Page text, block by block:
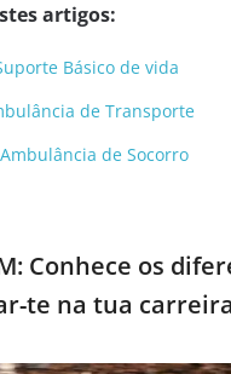
artigos:
Básico de vida
de Transporte
de Socorro
Conhece os
te na tua carreira